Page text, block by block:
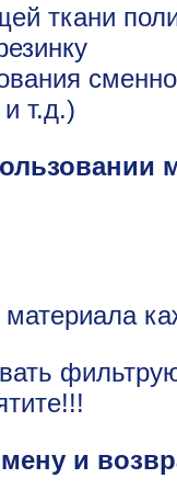
ткани
т.д.)
и